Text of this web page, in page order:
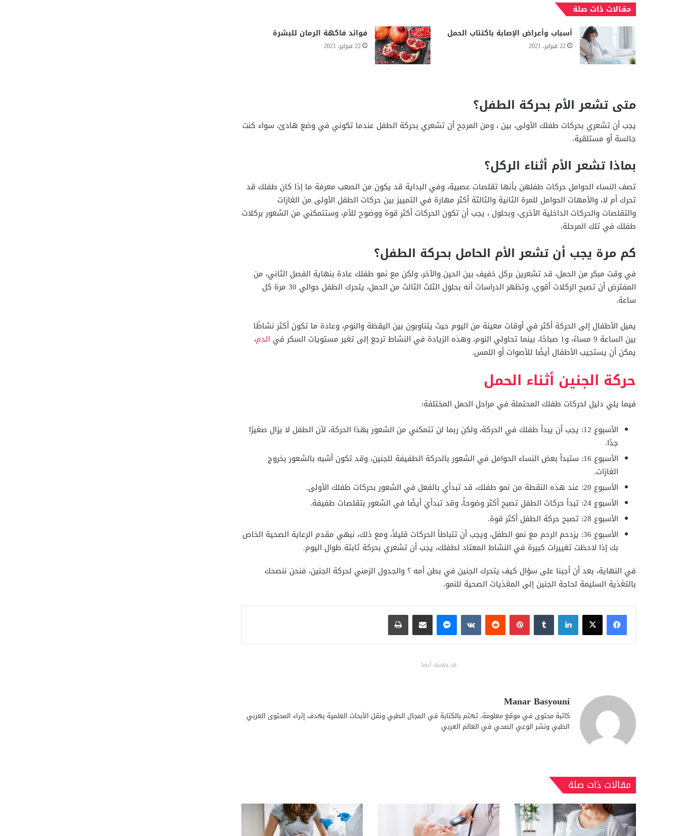
مقالات ذات صلة
أسباب وأعراض الإصابة باكتئاب الحمل
22 فبراير، 2021
فوائد فاكهة الرمان للبشرة
22 فبراير، 2021
متى تشعر الأم بحركة الطفل؟
يجب أن تشعري بحركات طفلك الأولى، بين ، ومن المرجح أن تشعري بحركة الطفل عندما تكوني في وضع هادئ، سواء كنت
جالسة أو مستلقية.
بماذا تشعر الأم أثناء الركل؟
تصف النساء الحوامل حركات طفلهن بأنها تقلصات عصبية، وفي البداية قد يكون من الصعب معرفة ما إذا كان طفلك قد
تحرك أم لا، والأمهات الحوامل للمرة الثانية والثالثة أكثر مهارة في التمييز بين حركات الطفل الأولى من الغازات
والتقلصات والحركات الداخلية الأخرى، وبحلول ، يجب أن تكون الحركات أكثر قوة ووضوح للأم، وستتمكني من الشعور بركلات
طفلك في تلك المرحلة.
كم مرة يجب أن تشعر الأم الحامل بحركة الطفل؟
في وقت مبكر من الحمل، قد تشعرين بركل خفيف بين الحين والآخر، ولكن مع نمو طفلك عادة بنهاية الفصل الثاني، من
المفترض أن تصبح الركلات أقوى، وتظهر الدراسات أنه بحلول الثلث الثالث من الحمل، يتحرك الطفل حوالي 30 مرة كل
ساعة.
يميل الأطفال إلى الحركة أكثر في أوقات معينة من اليوم حيث يتناوبون بين اليقظة والنوم، وعادة ما تكون أكثر نشاطًا
بين الساعة 9 مساءً، و1 صباحًا، بينما تحاولي النوم، وهذه الزيادة في النشاط ترجع إلى تغير مستويات السكر في
الدم،
يمكن أن يستجيب الأطفال أيضًا للأصوات أو اللمس.
حركة الجنين أثناء الحمل
فيما يلي دليل لحركات طفلك المحتملة في مراحل الحمل المختلفة:
الأسبوع 12: يجب أن يبدأ طفلك في الحركة، ولكن ربما لن تتمكني من الشعور بهذا الحركة، لأن الطفل لا يزال صغيرًا
جدًا.
الأسبوع 16: ستبدأ بعض النساء الحوامل في الشعور بالحركة الطفيفة للجنين، وقد تكون أشبه بالشعور بخروج
الغازات.
الأسبوع 20: عند هذه النقطة من نمو طفلك، قد تبدأي بالفعل في الشعور بحركات طفلك الأولى.
الأسبوع 24: تبدأ حركات الطفل تصبح أكثر وضوحاً، وقد تبدأي أيضًا في الشعور بتقلصات طفيفة.
الأسبوع 28: تصبح حركة الطفل أكثر قوة.
الأسبوع 36: يزدحم الرحم مع نمو الطفل، ويجب أن تتباطأ الحركات قليلاً، ومع ذلك، نبهي مقدم الرعاية الصحية الخاص
بك إذا لاحظت تغييرات كبيرة في النشاط المعتاد لطفلك، يجب أن تشعري بحركة ثابتة طوال اليوم.
في النهاية، بعد أن أجبنا على سؤال كيف يتحرك الجنين في بطن أمه ؟ والجدول الزمني لحركة الجنين، فنحن ننصحك
بالتغذية السليمة لحاجة الجنين إلى المغذيات الصحية للنمو.
فيسبوكX لينكدإن بينتيريست ماسنجر مشاركة عبر البريد طباعة
قد يعجبك أيضا
Manar Basyouni
كاتبة محتوى في موقع معلومة، تهتم بالكتابة في المجال الطبي ونقل الأبحاث العلمية بهدف إثراء المحتوى العربي
الطبي ونشر الوعي الصحي في العالم العربي
مقالات ذات صلة